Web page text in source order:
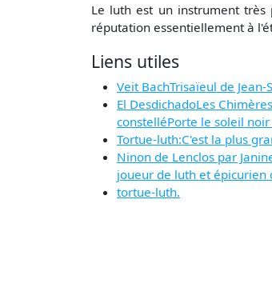
Le luth est un instrument très
réputation essentiellement à
Liens utiles
Veit BachTrisaïeul de
El DesdichadoLes
constelléPorte le soleil
Tortue-luth:C'est la plus
Ninon de Lenclos par
joueur de luth et épicurien
tortue-luth.